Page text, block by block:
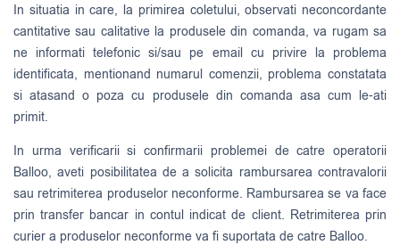
In situatia in care, la primirea coletului, observati neconcordante
cantitative sau calitative la produsele din comanda, va rugam sa
ne informati telefonic si/sau pe email cu privire la problema
identificata, mentionand numarul comenzii, problema constatata
si atasand o poza cu produsele din comanda asa cum le-ati
primit.
In urma verificarii si confirmarii problemei de catre operatorii
Balloo, aveti posibilitatea de a solicita rambursarea contravalorii
sau retrimiterea produselor neconforme. Rambursarea se va face
prin transfer bancar in contul indicat de client. Retrimiterea prin
curier a produselor neconforme va fi suportata de catre Balloo.